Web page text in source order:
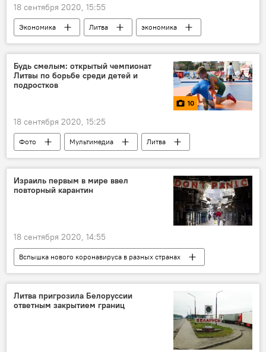
18 сентября 2020, 15:55
Экономика Литва
экономика
Министерство финансов
Будь смелым: открытый чемпионат
Литвы по борьбе среди детей и
подростков
10
18 сентября 2020, 15:25
Фото Мультимедиа
Литва
спортсмены
Латвия
дети
подростки
Израиль первым в мире ввел
повторный карантин
18 сентября 2020, 14:55
Вспышка нового коронавируса в разных странах
В мире
Израиль
коронавирус
Литва пригрозила Белоруссии
ответным закрытием границ